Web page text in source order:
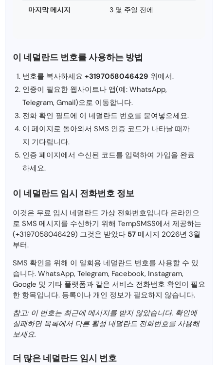
마지막 메시지 3 몇 주일 전에
이 네덜란드 번호를 사용하는 방법
번호를 복사하세요 +3197058046429 위에서.
인증이 필요한 웹사이트나 앱(예: WhatsApp,
Telegram, Gmail)으로 이동합니다.
전화 확인 필드에 이 네덜란드 번호를 붙여넣으세요.
이 페이지로 돌아와서 SMS 인증 코드가 나타날 때까
지 기다립니다.
인증 페이지에서 수신된 코드를 입력하여 가입을 완료
하세요.
이 네덜란드 임시 전화번호 정보
이것은 무료 임시 네덜란드 가상 전화번호입니다 온라인으
로 SMS 메시지를 수신하기 위해 TempSMSS에서 제공하는
(+3197058046429) 그것은 받았다 57 메시지 2026년 3월
부터.
SMS 확인을 위해 이 일회용 네덜란드 번호를 사용할 수 있
습니다. WhatsApp, Telegram, Facebook, Instagram,
Google 및 기타 플랫폼과 같은 서비스 전화번호 확인이 필요
한 항목입니다. 등록이나 개인 정보가 필요하지 않습니다.
참고: 이 번호는 최근에 메시지를 받지 않았습니다. 확인에
실패하면 목록에서 다른 활성 네덜란드 전화번호를 사용해
보세요.
더 많은 네덜란드 임시 번호